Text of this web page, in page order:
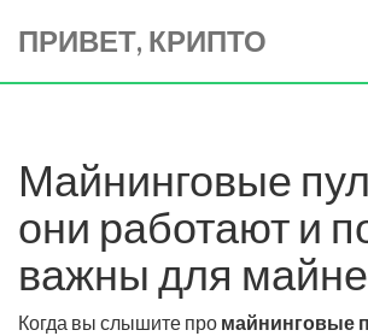
ПРИВЕТ, КРИПТО
Майнинговые
они работают и
важны для
Когда вы слышите про майнинговые